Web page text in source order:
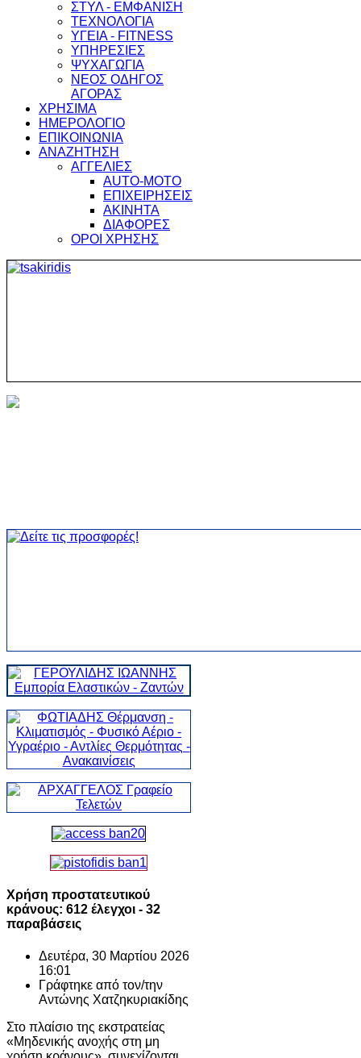
ΣΤΥΛ - ΕΜΦΑΝΙΣΗ
ΤΕΧΝΟΛΟΓΙΑ
ΥΓΕΙΑ - FITNESS
ΥΠΗΡΕΣΙΕΣ
ΨΥΧΑΓΩΓΙΑ
ΝΕΟΣ ΟΔΗΓΟΣ
ΑΓΟΡΑΣ
ΧΡΗΣΙΜΑ
ΗΜΕΡΟΛΟΓΙΟ
ΕΠΙΚΟΙΝΩΝΙΑ
ΑΝΑΖΗΤΗΣΗ
ΑΓΓΕΛΙΕΣ
AUTO-MOTO
ΕΠΙΧΕΙΡΗΣΕΙΣ
ΑΚΙΝΗΤΑ
ΔΙΑΦΟΡΕΣ
ΟΡΟΙ ΧΡΗΣΗΣ
Χρήση προστατευτικού
κράνους: 612 έλεγχοι - 32
παραβάσεις
Δευτέρα, 30 Μαρτίου 2026
16:01
Γράφτηκε από τον/την
Αντώνης Χατζηκυριακίδης
Στο πλαίσιο της εκστρατείας
«Μηδενικής ανοχής στη μη